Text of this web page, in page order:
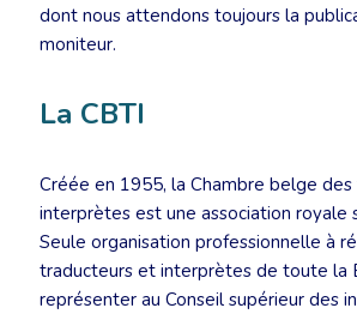
dont nous attendons toujours la
moniteur.
La CBTI
Créée en 1955, la Chambre belge
interprètes est une association royale
Seule organisation professionnelle à
traducteurs et interprètes de toute la
représenter au Conseil supérieur des